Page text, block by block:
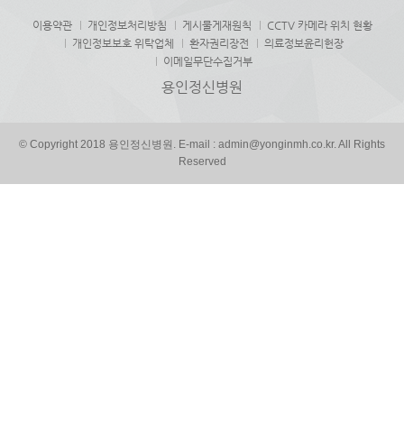
이용약관 개인정보처리방침 게시물게재원칙
CCTV 카메라 위치 현황
개인정보보호 위탁업체
환자권리장전
의료정보윤리헌장
이메일무단수집거부
용인정신병원
© Copyright 2018 용인정신병원. E-mail : admin@yonginmh.co.kr. All Rights
Reserved